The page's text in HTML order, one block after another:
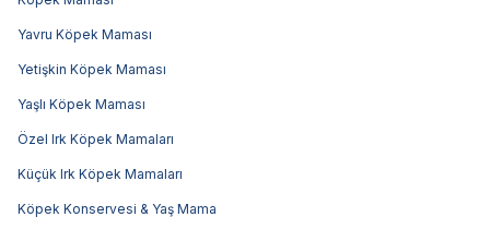
Yavru Köpek Maması
Yetişkin Köpek Maması
Yaşlı Köpek Maması
Özel Irk Köpek Mamaları
Küçük Irk Köpek Mamaları
Köpek Konservesi & Yaş Mama